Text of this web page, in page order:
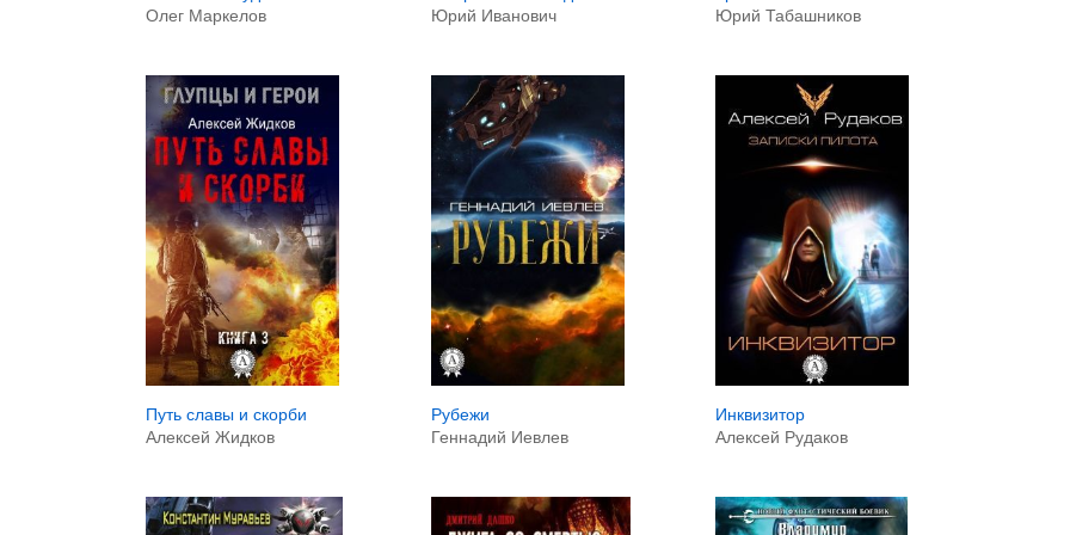
Олег Маркелов
Юрий Иванович
Юрий Табашников
Путь славы и скорби
Алексей Жидков
Рубежи
Геннадий Иевлев
Инквизитор
Алексей Рудаков